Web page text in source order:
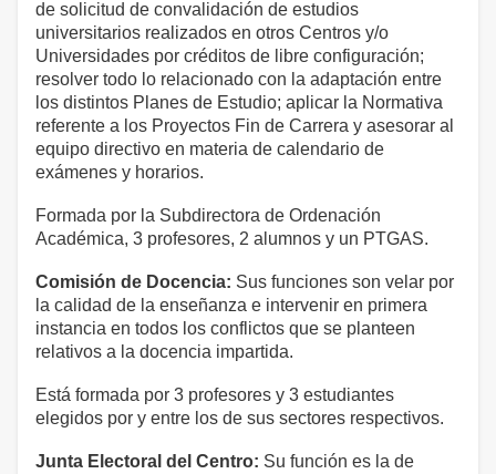
de solicitud de convalidación de estudios
universitarios realizados en otros Centros y/o
Universidades por créditos de libre configuración;
resolver todo lo relacionado con la adaptación entre
los distintos Planes de Estudio; aplicar la Normativa
referente a los Proyectos Fin de Carrera y asesorar al
equipo directivo en materia de calendario de
exámenes y horarios.
Formada por la Subdirectora de Ordenación
Académica, 3 profesores, 2 alumnos y un PTGAS.
Comisión de Docencia: Sus funciones son velar por
la calidad de la enseñanza e intervenir en primera
instancia en todos los conflictos que se planteen
relativos a la docencia impartida.
Está formada por 3 profesores y 3 estudiantes
elegidos por y entre los de sus sectores respectivos.
Junta Electoral del Centro: Su función es la de